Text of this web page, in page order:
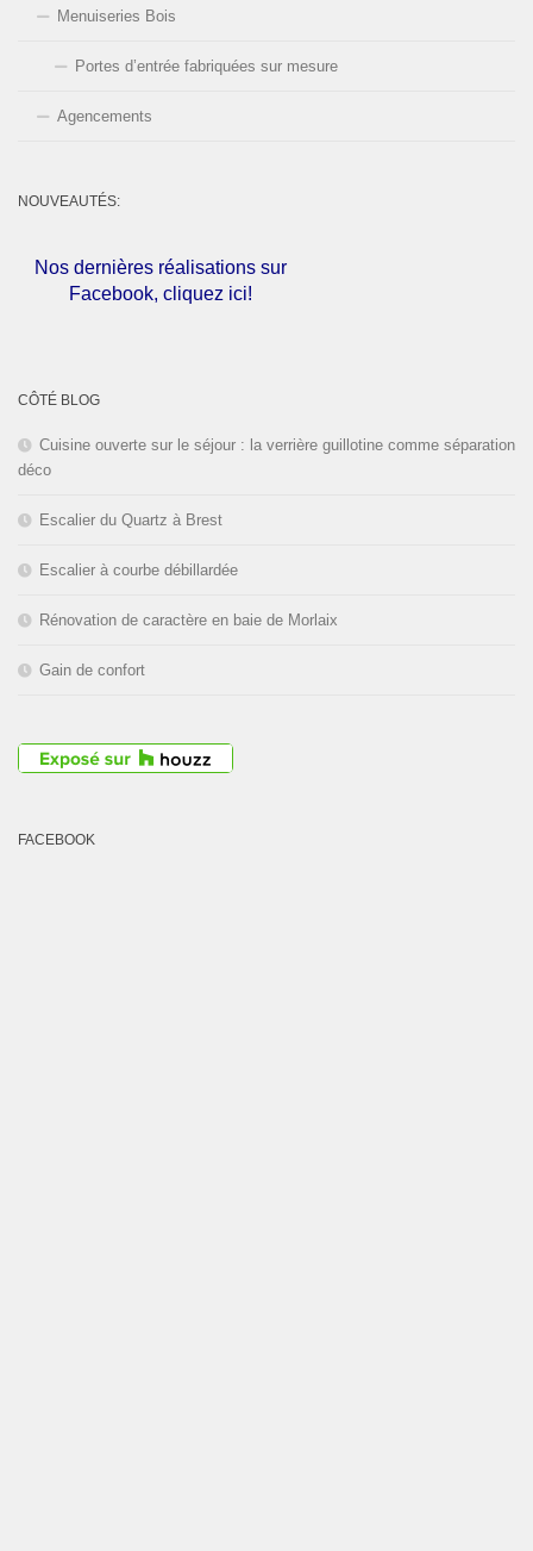
Menuiseries Bois
Portes d’entrée fabriquées sur mesure
Agencements
NOUVEAUTÉS:
Nos dernières réalisations sur
Facebook, cliquez ici!
congés d'été du
CÔTÉ BLOG
Cuisine ouverte sur le séjour : la verrière guillotine comme séparation
déco
Escalier du Quartz à Brest
Escalier à courbe débillardée
Rénovation de caractère en baie de Morlaix
Gain de confort
FACEBOOK